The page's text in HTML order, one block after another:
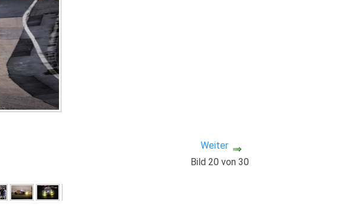
Weiter
Bild 20 von 30